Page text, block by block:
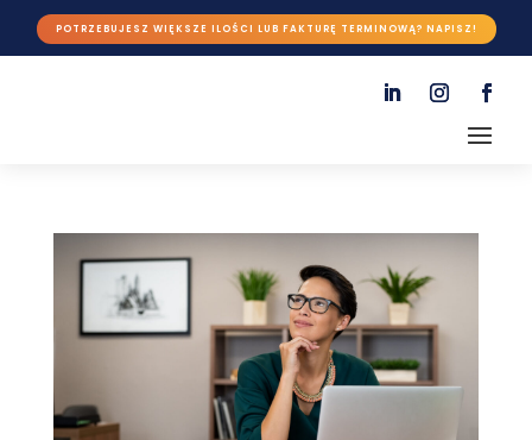
POTRZEBUJESZ WIĘKSZE ILOŚCI LUB FAKTURĘ TERMINOWĄ? NAPISZ!